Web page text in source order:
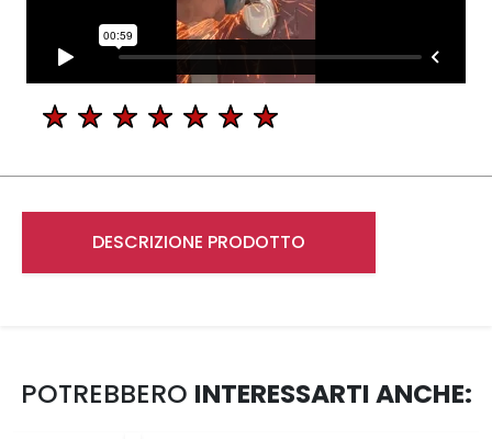
DESCRIZIONE PRODOTTO
POTREBBERO INTERESSARTI ANCHE: